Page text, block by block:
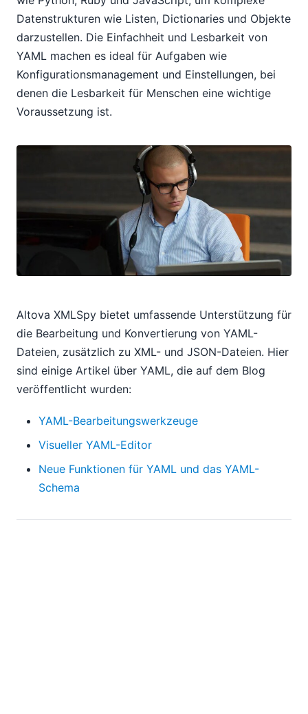
Datenstrukturen wie Listen, Dictionaries und Objekte
darzustellen. Die Einfachheit und Lesbarkeit von
YAML machen es ideal für Aufgaben wie
Konfigurationsmanagement und Einstellungen, bei
denen die Lesbarkeit für Menschen eine wichtige
Voraussetzung ist.
Altova XMLSpy bietet umfassende Unterstützung für
die Bearbeitung und Konvertierung von YAML-
Dateien, zusätzlich zu XML- und JSON-Dateien. Hier
sind einige Artikel über YAML, die auf dem Blog
veröffentlicht wurden:
YAML-Bearbeitungswerkzeuge
Visueller YAML-Editor
Neue Funktionen für YAML und das YAML-
Schema